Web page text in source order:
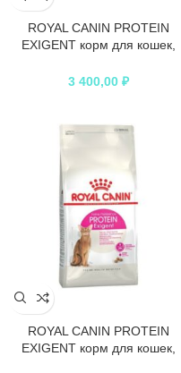
ROYAL CANIN PROTEIN
EXIGENT корм для кошек,
продукта
3 400,00 ₽
ROYAL CANIN PROTEIN
EXIGENT корм для кошек,